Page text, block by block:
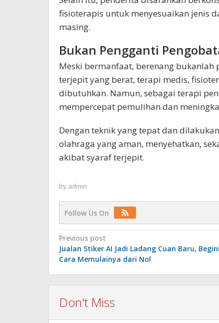
fisioterapis untuk menyesuaikan jenis
masing.
Bukan Pengganti
Meski bermanfaat, berenang bukanlah
terjepit yang berat, terapi medis,
dibutuhkan. Namun, sebagai terapi
mempercepat pemulihan dan
Dengan teknik yang tepat dan
olahraga yang aman, menyehatkan,
akibat syaraf terjepit.
by admin
Follow Us On
Post
navigation
Previous post
Jualan Stiker AI Jadi Ladang Cuan Baru, Begini
Cara Memulainya dari Nol
Don't Miss